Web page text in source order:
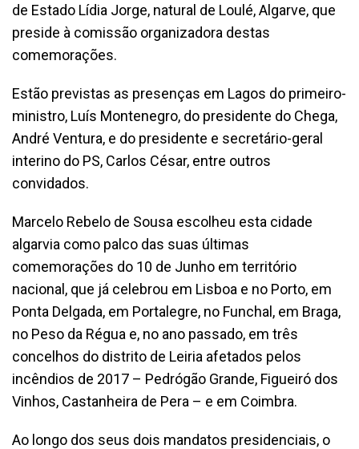
de Estado Lídia Jorge, natural de Loulé, Algarve, que
preside à comissão organizadora destas
comemorações.
Estão previstas as presenças em Lagos do primeiro-
ministro, Luís Montenegro, do presidente do Chega,
André Ventura, e do presidente e secretário-geral
interino do PS, Carlos César, entre outros
convidados.
Marcelo Rebelo de Sousa escolheu esta cidade
algarvia como palco das suas últimas
comemorações do 10 de Junho em território
nacional, que já celebrou em Lisboa e no Porto, em
Ponta Delgada, em Portalegre, no Funchal, em Braga,
no Peso da Régua e, no ano passado, em três
concelhos do distrito de Leiria afetados pelos
incêndios de 2017 – Pedrógão Grande, Figueiró dos
Vinhos, Castanheira de Pera – e em Coimbra.
Ao longo dos seus dois mandatos presidenciais, o